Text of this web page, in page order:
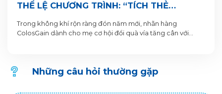
THỂ LỆ CHƯƠNG TRÌNH: “TÍCH THẺ
Trong không khí rộn ràng đón năm mới, nhãn hàng
ColosGain dành cho mẹ cơ hội đổi quà vía tăng cân với
Những câu hỏi thường gặp